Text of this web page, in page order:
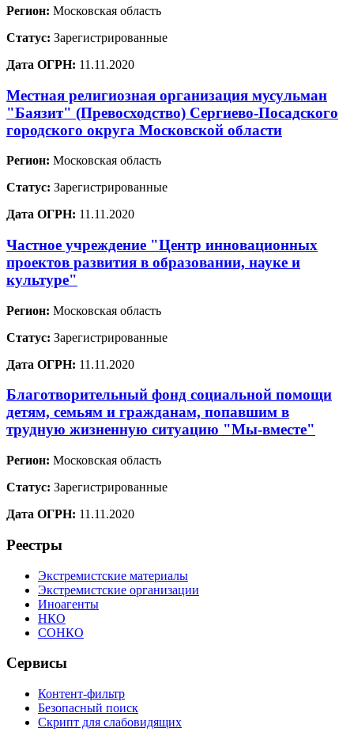
Регион: Московская область
Статус: Зарегистрированные
Дата ОГРН: 11.11.2020
Местная религиозная организация мусульман
"Баязит" (Превосходство) Сергиево-Посадского
городского округа Московской области
Регион: Московская область
Статус: Зарегистрированные
Дата ОГРН: 11.11.2020
Частное учреждение "Центр инновационных
проектов развития в образовании, науке и
культуре"
Регион: Московская область
Статус: Зарегистрированные
Дата ОГРН: 11.11.2020
Благотворительный фонд социальной помощи
детям, семьям и гражданам, попавшим в
трудную жизненную ситуацию "Мы-вместе"
Регион: Московская область
Статус: Зарегистрированные
Дата ОГРН: 11.11.2020
Реестры
Экстремистские материалы
Экстремистские организации
Иноагенты
НКО
СОНКО
Сервисы
Контент-фильтр
Безопасный поиск
Скрипт для слабовидящих